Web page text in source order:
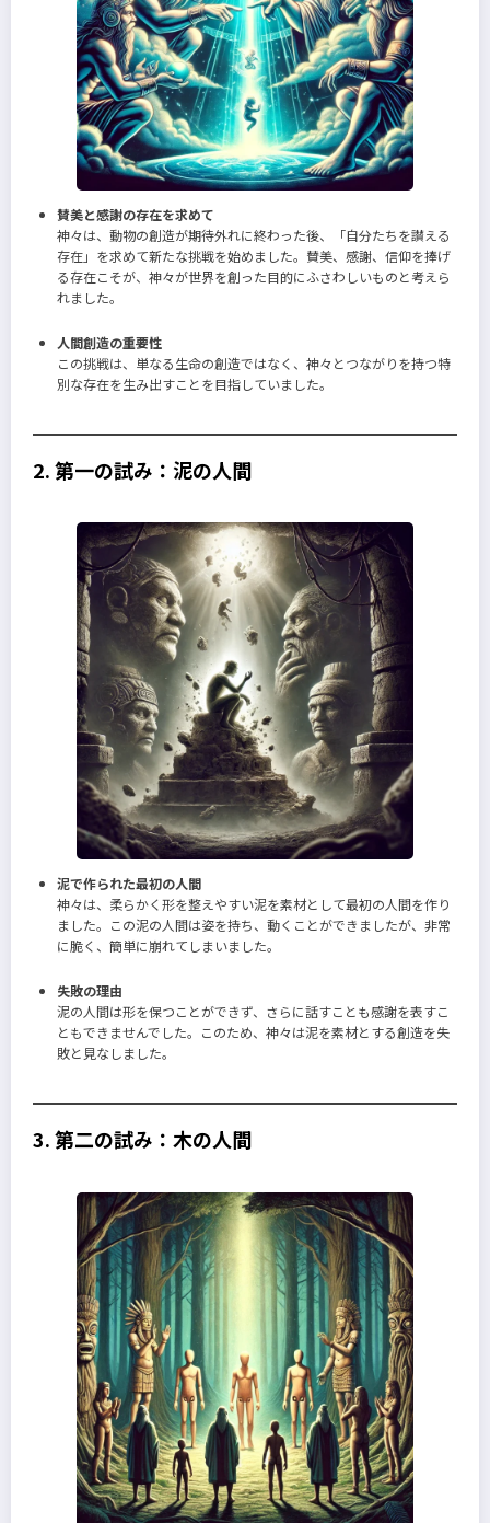
賛美と感謝の存在を求めて
神々は、動物の創造が期待外れに終わった後、「自分たちを讃える
存在」を求めて新たな挑戦を始めました。賛美、感謝、信仰を捧げ
る存在こそが、神々が世界を創った目的にふさわしいものと考えら
れました。
人間創造の重要性
この挑戦は、単なる生命の創造ではなく、神々とつながりを持つ特
別な存在を生み出すことを目指していました。
2. 第一の試み：泥の人間
泥で作られた最初の人間
神々は、柔らかく形を整えやすい泥を素材として最初の人間を作り
ました。この泥の人間は姿を持ち、動くことができましたが、非常
に脆く、簡単に崩れてしまいました。
失敗の理由
泥の人間は形を保つことができず、さらに話すことも感謝を表すこ
ともできませんでした。このため、神々は泥を素材とする創造を失
敗と見なしました。
3. 第二の試み：木の人間